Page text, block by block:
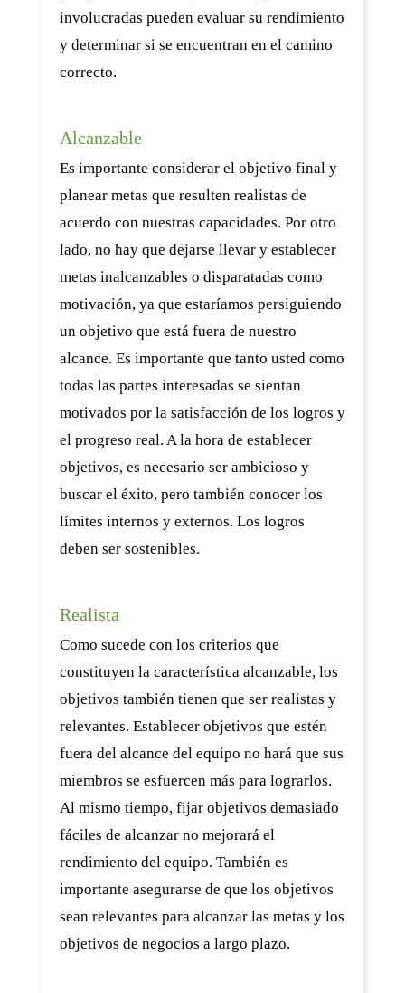
involucradas pueden evaluar su rendimiento
y determinar si se encuentran en el camino
correcto.
Alcanzable
Es importante considerar el objetivo final y
planear metas que resulten realistas de
acuerdo con nuestras capacidades. Por otro
lado, no hay que dejarse llevar y establecer
metas inalcanzables o disparatadas como
motivación, ya que estaríamos persiguiendo
un objetivo que está fuera de nuestro
alcance. Es importante que tanto usted como
todas las partes interesadas se sientan
motivados por la satisfacción de los logros y
el progreso real. A la hora de establecer
objetivos, es necesario ser ambicioso y
buscar el éxito, pero también conocer los
límites internos y externos. Los logros
deben ser sostenibles.
Realista
Como sucede con los criterios que
constituyen la característica alcanzable, los
objetivos también tienen que ser realistas y
relevantes. Establecer objetivos que estén
fuera del alcance del equipo no hará que sus
miembros se esfuercen más para lograrlos.
Al mismo tiempo, fijar objetivos demasiado
fáciles de alcanzar no mejorará el
rendimiento del equipo. También es
importante asegurarse de que los objetivos
sean relevantes para alcanzar las metas y los
objetivos de negocios a largo plazo.